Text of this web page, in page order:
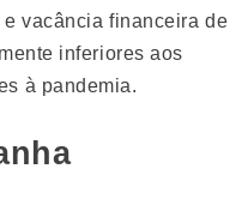
vacância financeira de
inferiores aos
à pandemia.